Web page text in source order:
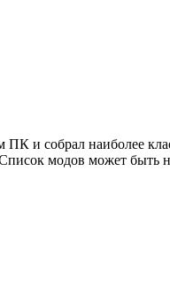
ПК и собрал наиболее
Список модов может